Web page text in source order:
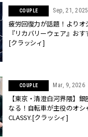
COUPLE Sep, 21, 2025
疲労回復力が話題！よりオ
『リカバリーウェア』おす
[クラッシィ]
COUPLE Mar, 9, 2026
【東京・清澄白河界隈】
なる！自転車が主役のオシ
CLASSY.[クラッシィ]